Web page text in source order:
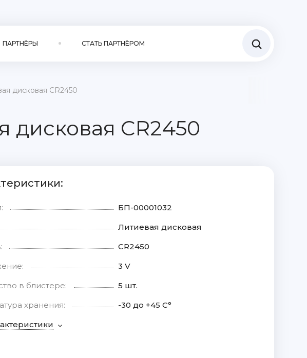
ПАРТНЁРЫ СТАТЬ ПАРТНЁРОМ
дисковая CR2450
дисковая CR2450
БП-00001032
Литиевая дисковая
CR2450
3 V
в блистере:
5 шт.
хранения:
-30 до +45 С°